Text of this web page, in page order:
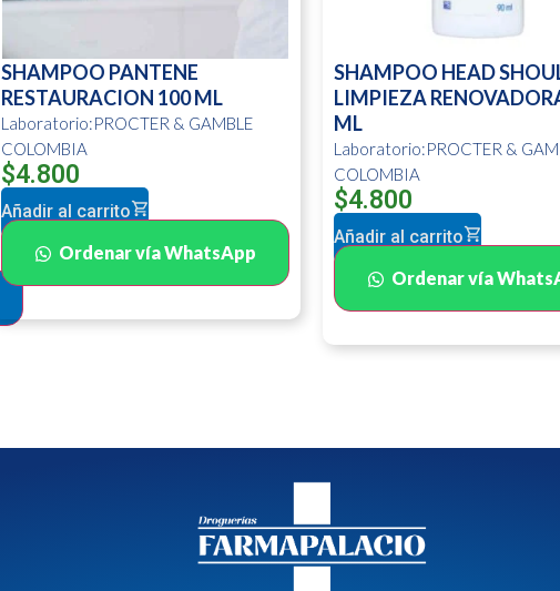
SHAMPOO PANTENE
RESTAURACION 100 ML
Laboratorio:PROCTER & GAMBLE
COLOMBIA
$4.800
Añadir al carrito
Ordenar vía WhatsApp
SHAMPOO HEAD
LIMPIEZA
ML
Laboratorio:PROCTER &
COLOMBIA
$4.800
Añadir al carrito
Ordenar vía